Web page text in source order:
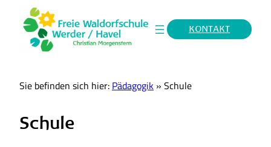
KONTAKT
Sie befinden sich hier: Pädagogik » Schule
Schule